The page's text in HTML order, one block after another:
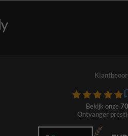
Bekijk onze
Ontvanger